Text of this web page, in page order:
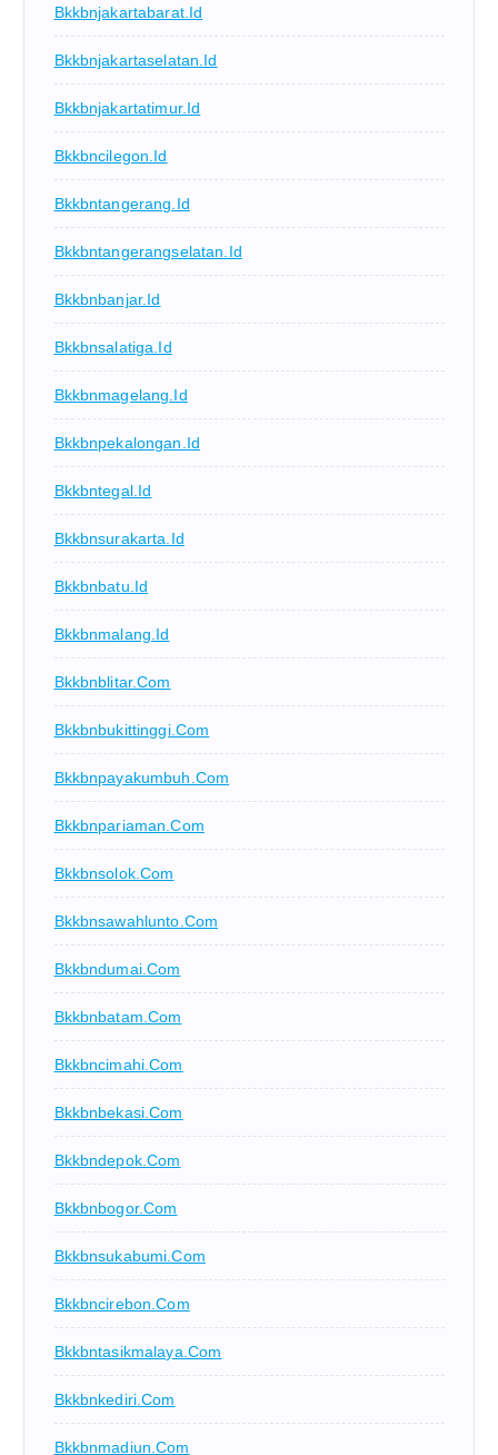
Bkkbnjakartabarat.id
Bkkbnjakartaselatan.id
Bkkbnjakartatimur.id
Bkkbncilegon.id
Bkkbntangerang.id
Bkkbntangerangselatan.id
Bkkbnbanjar.id
Bkkbnsalatiga.id
Bkkbnmagelang.id
Bkkbnpekalongan.id
Bkkbntegal.id
Bkkbnsurakarta.id
Bkkbnbatu.id
Bkkbnmalang.id
Bkkbnblitar.com
Bkkbnbukittinggi.com
Bkkbnpayakumbuh.com
Bkkbnpariaman.com
Bkkbnsolok.com
Bkkbnsawahlunto.com
Bkkbndumai.com
Bkkbnbatam.com
Bkkbncimahi.com
Bkkbnbekasi.com
Bkkbndepok.com
Bkkbnbogor.com
Bkkbnsukabumi.com
Bkkbncirebon.com
Bkkbntasikmalaya.com
Bkkbnkediri.com
Bkkbnmadiun.com